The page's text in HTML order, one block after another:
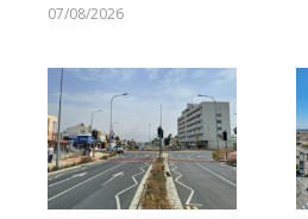
07/08/2026